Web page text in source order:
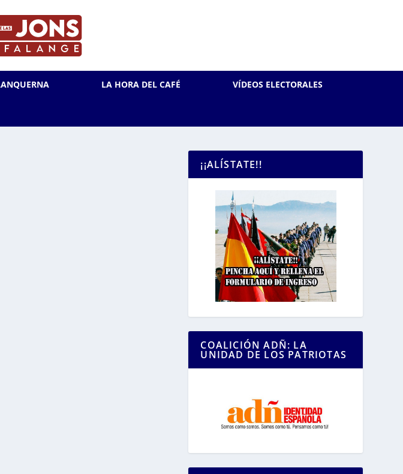
LA HORA DEL CAFÉ
VÍDEOS ELECTORALES
¡¡ALÍSTATE!!
COALICIÓN ADÑ: LA
UNIDAD DE LOS PATRIOTAS